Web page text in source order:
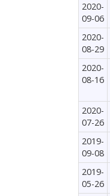
2020-
09-06
2020-
08-29
2020-
08-16
2020-
07-26
2019-
09-08
2019-
05-26